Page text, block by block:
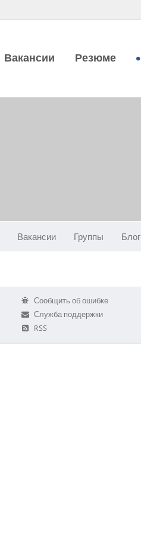
Вакансии Резюме
Вакансии Группы Блог
Сообщить об ошибке
Служба поддержки
RSS